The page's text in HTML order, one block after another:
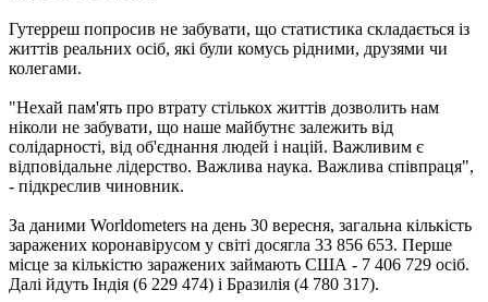
Гутерреш попросив не забувати, що статистика складається із
життів реальних осіб, які були комусь рідними, друзями чи
колегами.
"Нехай пам'ять про втрату стількох життів дозволить нам
ніколи не забувати, що наше майбутнє залежить від
солідарності, від об'єднання людей і націй. Важливим є
відповідальне лідерство. Важлива наука. Важлива співпраця",
- підкреслив чиновник.
За даними Worldometers на день 30 вересня, загальна кількість
заражених коронавірусом у світі досягла 33 856 653. Перше
місце за кількістю заражених займають США - 7 406 729 осіб.
Далі йдуть Індія (6 229 474) і Бразилія (4 780 317).